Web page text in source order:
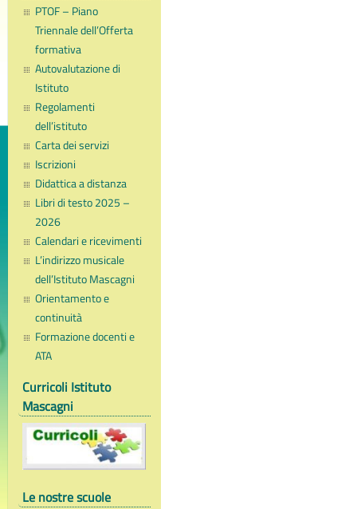
PTOF – Piano
Triennale dell’Offerta
formativa
Autovalutazione di
Istituto
Regolamenti
dell’istituto
Carta dei servizi
Iscrizioni
Didattica a distanza
Libri di testo 2025 –
2026
Calendari e ricevimenti
L’indirizzo musicale
dell’Istituto Mascagni
Orientamento e
continuità
Formazione docenti e
ATA
Curricoli Istituto
Mascagni
Le nostre scuole